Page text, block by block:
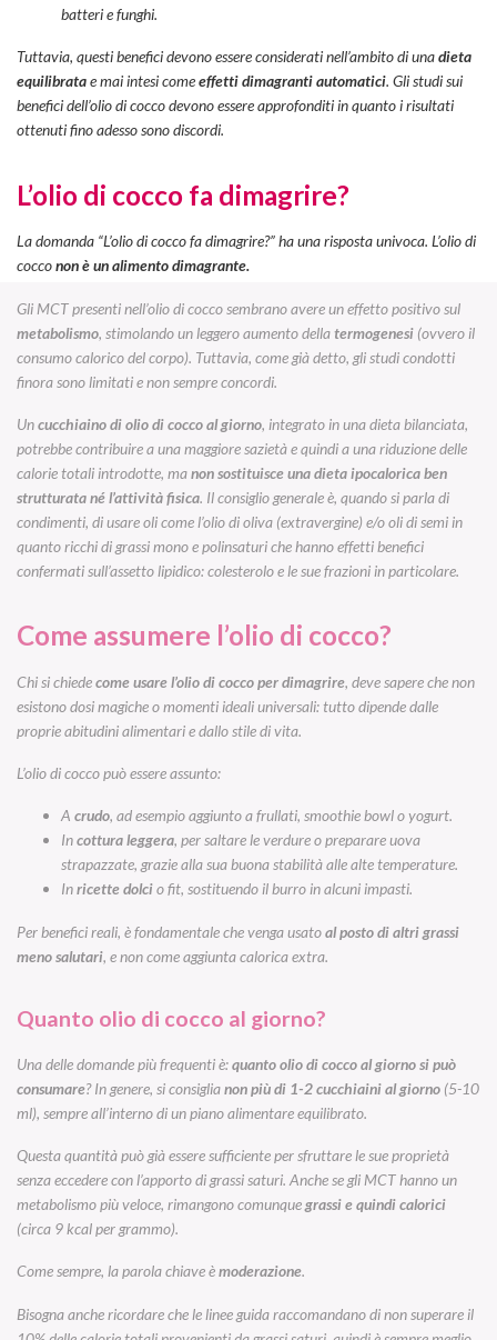
batteri e funghi.
Tuttavia, questi benefici devono essere considerati nell’ambito di unadieta
equilibratae mai intesi comeeffetti dimagranti automatici. Gli studi sui
benefici dell’olio di cocco devono essere approfonditi in quanto i risultati
ottenuti fino adesso sono discordi.
L’olio di cocco fa dimagrire?
La domanda “L’olio di cocco fa dimagrire?” ha una risposta univoca. L’olio di
cocconon è un alimento dimagrante.
Gli MCT presenti nell’olio di cocco sembrano avere un effetto positivo sul
metabolismo, stimolando un leggero aumento dellatermogenesi (ovvero il
consumo calorico del corpo). Tuttavia, come già detto, gli studi condotti
finora sono limitati e non sempre concordi.
Uncucchiaino di olio di cocco al giorno, integrato in una dieta bilanciata,
potrebbe contribuire a una maggiore sazietà e quindi a una riduzione delle
calorie totali introdotte, manon sostituisce una dieta ipocalorica ben
strutturata né l’attività fisica. Il consiglio generale è, quando si parla di
condimenti, di usare oli come l’olio di oliva (extravergine) e/o oli di semi in
quanto ricchi di grassi mono e polinsaturi che hanno effetti benefici
confermati sull’assetto lipidico: colesterolo e le sue frazioni in particolare.
Come assumere l’olio di cocco?
Chi si chiedecome usare l’olio di cocco per dimagrire, deve sapere che non
esistono dosi magiche o momenti ideali universali: tutto dipende dalle
proprie abitudini alimentari e dallo stile di vita.
L’olio di cocco può essere assunto:
A crudo, ad esempio aggiunto a frullati, smoothie bowl o yogurt.
Incottura leggera, per saltare le verdure o preparare uova
strapazzate, grazie alla sua buona stabilità alle alte temperature.
Inricette dolcio fit, sostituendo il burro in alcuni impasti.
Per benefici reali, è fondamentale che venga usatoal posto di altri grassi
meno salutari, e non come aggiunta calorica extra.
Quanto olio di cocco al giorno?
Una delle domande più frequenti è:quanto olio di cocco al giorno si può
consumare? In genere, si consiglianon più di 1-2 cucchiaini al giorno (5-10
ml), sempre all’interno di un piano alimentare equilibrato.
Questa quantità può già essere sufficiente per sfruttare le sue proprietà
senza eccedere con l’apporto di grassi saturi. Anche se gli MCT hanno un
metabolismo più veloce, rimangono comunquegrassi e quindi calorici
(circa 9 kcal per grammo).
Come sempre, la parola chiave èmoderazione.
Bisogna anche ricordare che le linee guida raccomandano di non superare il